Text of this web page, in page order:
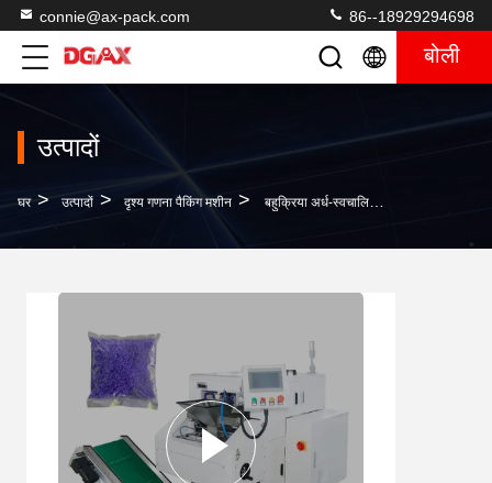
connie@ax-pack.com 86--18929294698
बोली
उत्पादों
घर > उत्पादों > दृश्य गणना पैकिंग मशीन > बहुक्रिया अर्ध-स्वचालित थैली पैकिंग मशीन बैग बकल के लिए